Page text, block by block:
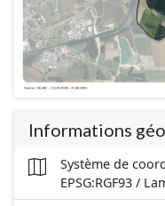
Informations
Système de
EPSG:RGF93 /